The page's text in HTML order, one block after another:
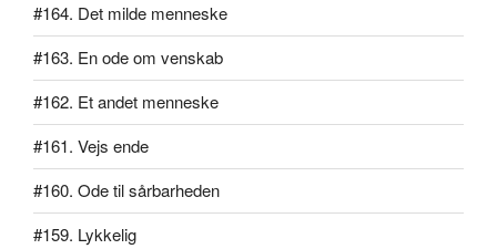
#164. Det milde menneske
#163. En ode om venskab
#162. Et andet menneske
#161. Vejs ende
#160. Ode til sårbarheden
#159. Lykkelig